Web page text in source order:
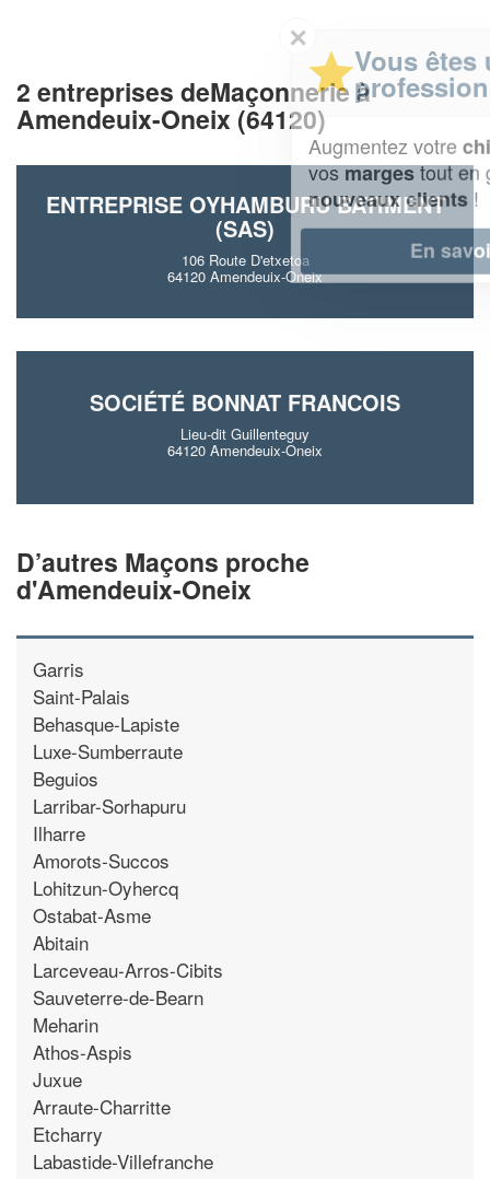
2 entreprises deMaçonnerie à
Amendeuix-Oneix (64120)
ENTREPRISE OYHAMBURU BATIMENT
(SAS)
106 Route D'etxetoa
64120 Amendeuix-Oneix
SOCIÉTÉ BONNAT FRANCOIS
Lieu-dit Guillenteguy
64120 Amendeuix-Oneix
D’autres Maçons proche
d'Amendeuix-Oneix
Garris
Saint-Palais
Behasque-Lapiste
Luxe-Sumberraute
Beguios
Larribar-Sorhapuru
Ilharre
Amorots-Succos
Lohitzun-Oyhercq
Ostabat-Asme
Abitain
Larceveau-Arros-Cibits
Sauveterre-de-Bearn
Meharin
Athos-Aspis
Juxue
Arraute-Charritte
Etcharry
Labastide-Villefranche
Vous êtes un
professionnel ?
chiffre d'affaireset
vosmargestout en gagnant de
nouveaux clients!
En savoir plus